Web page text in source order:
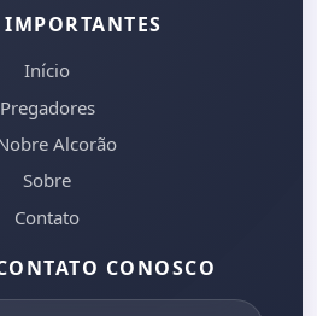
Início
Pregadores
Alcorão
Sobre
Contato
CONOSCO